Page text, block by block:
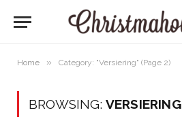
Home » Category: "Versiering" (Page 2)
BROWSING: VERSIERING